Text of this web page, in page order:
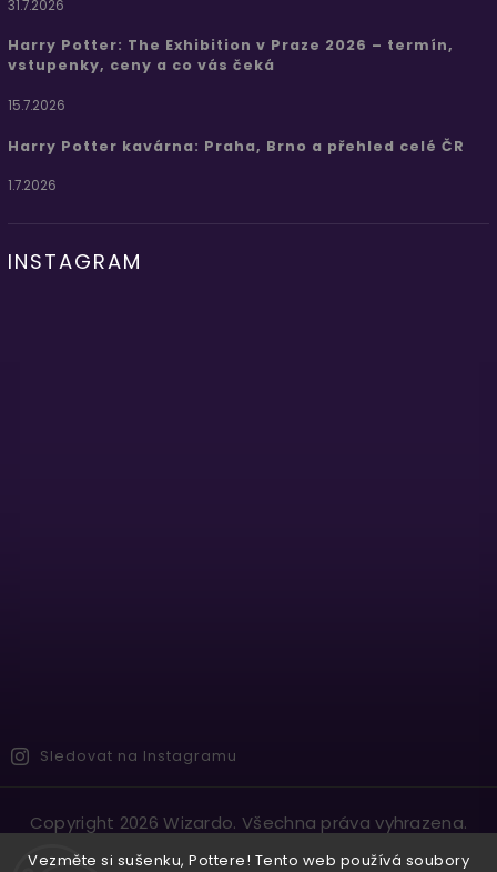
Vezměte si sušenku, Pottere! Tento web používá soubory
31.7.2026
Harry Potter: The Exhibition v Praze 2026 – termín,
vstupenky, ceny a co vás čeká
15.7.2026
Harry Potter kavárna: Praha, Brno a přehled celé ČR
1.7.2026
INSTAGRAM
Sledovat na Instagramu
Copyright 2026Wizardo. Všechna práva vyhrazena.
VytvořilShoptet| DesignShoptak.cz.